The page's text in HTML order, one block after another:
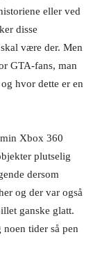
eller ved
disse
være der. Men
GTA-fans, man
hvor dette er en
Xbox 360
plutselig
dersom
og der var også
ganske glatt.
tider så pen